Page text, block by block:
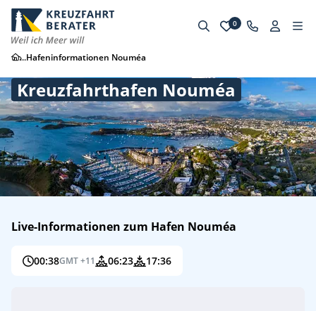
0
...Hafeninformationen Nouméa
Kreuzfahrthafen Nouméa
Live-Informationen zum Hafen Nouméa
00:38GMT +11 06:23 17:36